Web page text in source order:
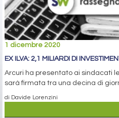
1 dicembre 2020
EX ILVA: 2,1 MILIARDI DI
Arcuri ha presentato ai sindacati
sarà firmata tra una decina di
di Davide Lorenzini